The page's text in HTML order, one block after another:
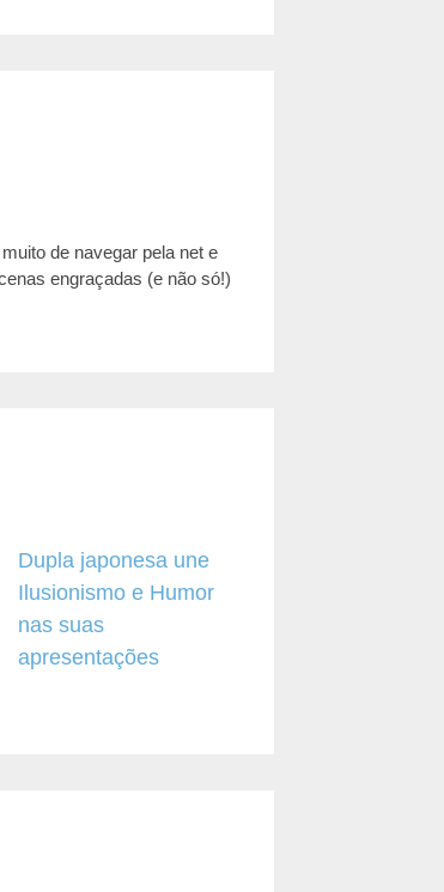
de navegar pela net e
engraçadas (e não só!)
Dupla japonesa une
Ilusionismo e Humor
nas suas
apresentações